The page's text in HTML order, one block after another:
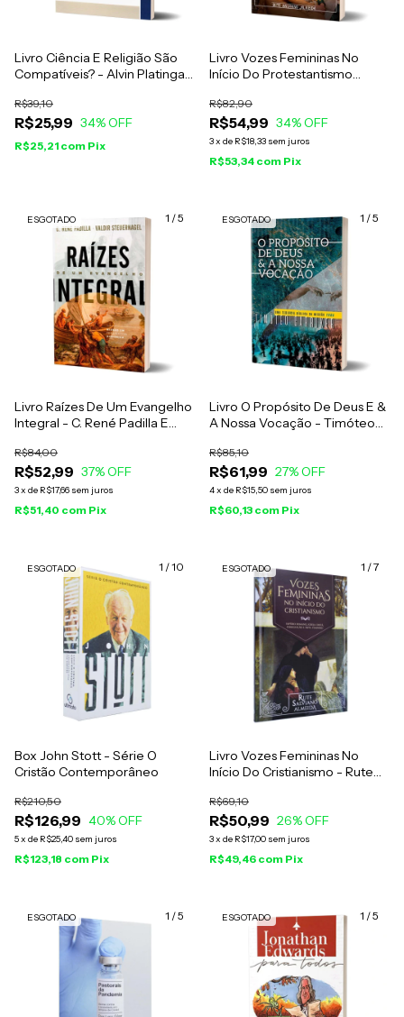
Livro Ciência E Religião São
Compatíveis? - Alvin Platinga
R$25,99
R$39,10
34% OFF
R$25,21 com Pix
Livro Vozes Femininas No
Início Do Protestantismo
Almeida
R$54,99
R$82,90
34% OFF
3x de R$18,33 sem juros
R$53,34 com Pix
1 /5
ESGOTADO
Livro Raízes De Um Evangelho
Integral - C. René Padilla E
R$52,99
R$84,00
37% OFF
3x de R$17,66 sem juros
R$51,40 com Pix
1 /5
ESGOTADO
Livro O Propósito De Deus E &
A Nossa Vocação - Timóteo
R$61,99
R$85,10
27% OFF
4x de R$15,50 sem juros
R$60,13 com Pix
1 /10
ESGOTADO
Box John Stott - Série O
Cristão Contemporâneo
R$126,99
R$210,50
40% OFF
5x de R$25,40 sem juros
R$123,18 com Pix
1 /7
ESGOTADO
Livro Vozes Femininas No
Início Do Cristianismo - Rute
R$50,99
R$69,10
26% OFF
3x de R$17,00 sem juros
R$49,46 com Pix
1 /5
ESGOTADO 1 /5
ESGOTADO